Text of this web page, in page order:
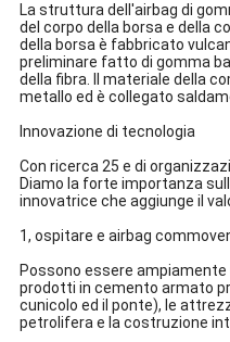
La struttura dell'airbag di
del corpo della borsa e della
della borsa è fabbricato
preliminare fatto di gomma
della fibra. Il materiale della
metallo ed è collegato
Innovazione di tecnologia
Con ricerca 25 e di
Diamo la forte importanza
innovatrice che aggiunge il
1, ospitare e airbag
Possono essere
prodotti in cemento armato
cunicolo ed il ponte), le
petrolifera e la costruzione